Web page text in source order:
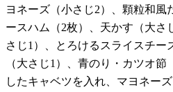
ヨネーズ（小さじ2）、顆粒和風
ースハム（2枚）、天かす（大さ
さじ1）、とろけるスライスチー
（大さじ1）、青のり・カツオ
したキャベツを入れ、マヨネー